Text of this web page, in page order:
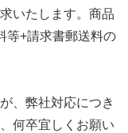
いたします。商品
等+請求書郵送料の
、弊社対応につき
何卒宜しくお願い